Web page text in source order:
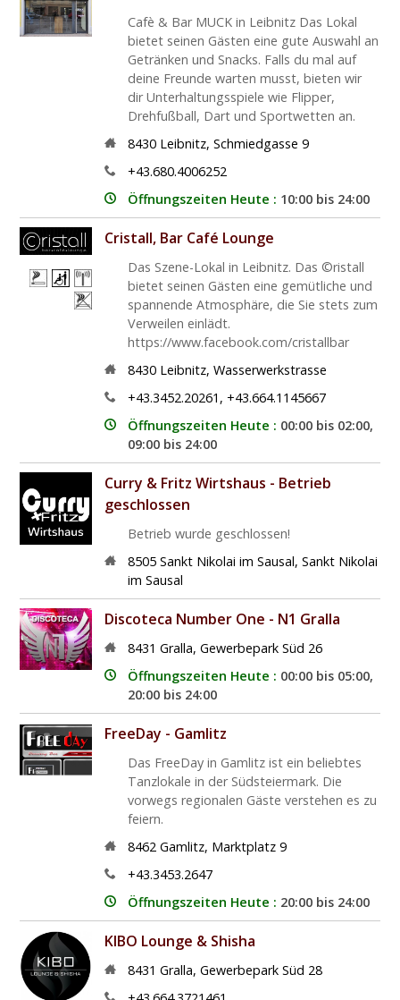
Cafè & Bar MUCK in Leibnitz Das Lokal
bietet seinen Gästen eine gute Auswahl an
Getränken und Snacks. Falls du mal auf
deine Freunde warten musst, bieten wir
dir Unterhaltungsspiele wie Flipper,
Drehfußball, Dart und Sportwetten an.
8430 Leibnitz, Schmiedgasse 9
+43.680.4006252
Öffnungszeiten Heute : 10:00 bis 24:00
Cristall, Bar Café Lounge
Das Szene-Lokal in Leibnitz. Das ©ristall
bietet seinen Gästen eine gemütliche und
spannende Atmosphäre, die Sie stets zum
Verweilen einlädt.
https://www.facebook.com/cristallbar
8430 Leibnitz, Wasserwerkstrasse
+43.3452.20261, +43.664.1145667
Öffnungszeiten Heute : 00:00 bis 02:00,
09:00 bis 24:00
Curry & Fritz Wirtshaus - Betrieb
geschlossen
Betrieb wurde geschlossen!
8505 Sankt Nikolai im Sausal, Sankt Nikolai
im Sausal
Discoteca Number One - N1 Gralla
8431 Gralla, Gewerbepark Süd 26
Öffnungszeiten Heute : 00:00 bis 05:00,
20:00 bis 24:00
FreeDay - Gamlitz
Das FreeDay in Gamlitz ist ein beliebtes
Tanzlokale in der Südsteiermark. Die
vorwegs regionalen Gäste verstehen es zu
feiern.
8462 Gamlitz, Marktplatz 9
+43.3453.2647
Öffnungszeiten Heute : 20:00 bis 24:00
KIBO Lounge & Shisha
8431 Gralla, Gewerbepark Süd 28